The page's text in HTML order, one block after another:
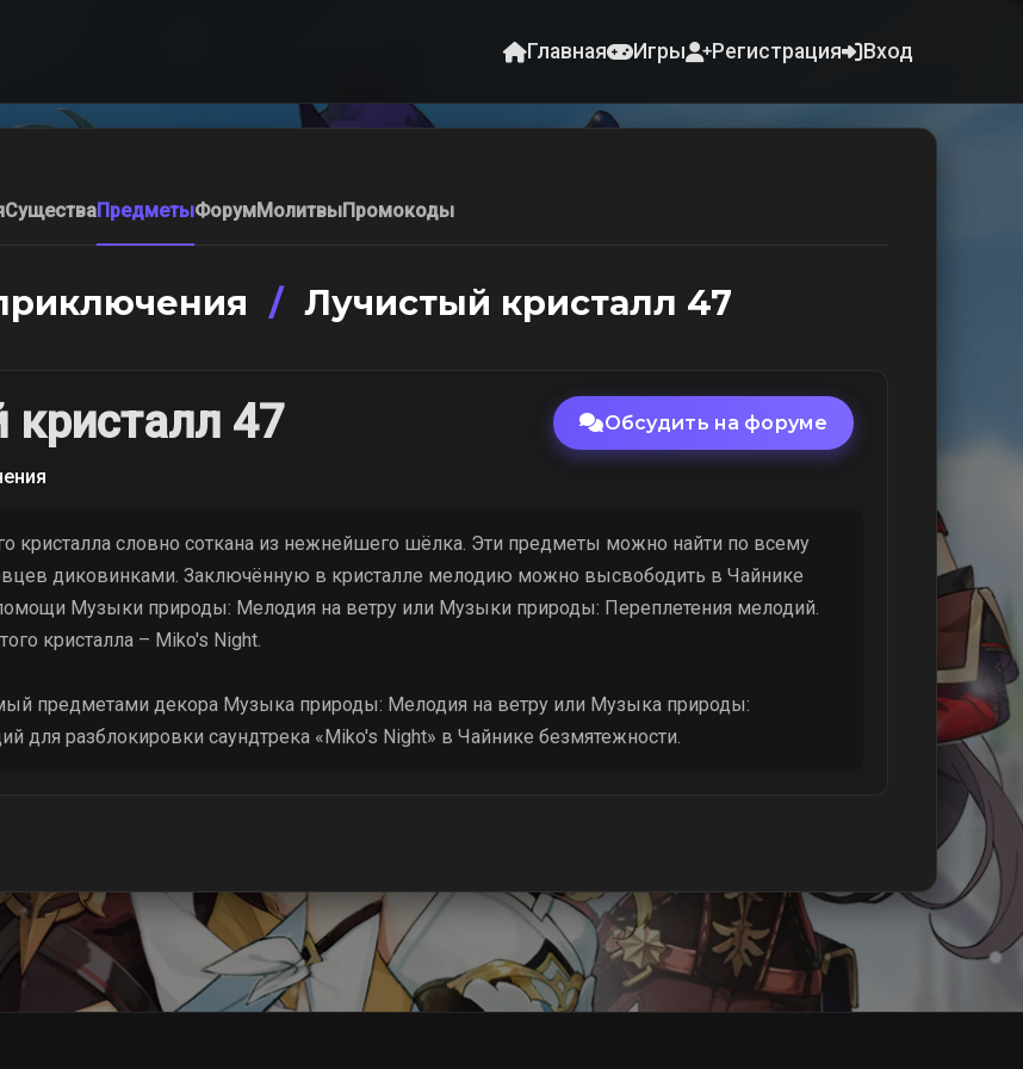
Главная Игры Регистрация Вход
СуществаПредметыФорумМолитвыПромокоды
/ Лучистый кристалл 47
47 Обсудить на форуме
кристалла словно соткана из нежнейшего шёлка. Эти предметы можно найти по всему
диковинками. Заключённую в кристалле мелодию можно высвободить в Чайнике
Музыки природы: Мелодия на ветру или Музыки природы: Переплетения мелодий.
кристалла – Miko's Night.
предметами декора Музыка природы: Мелодия на ветру или Музыка природы:
для разблокировки саундтрека «Miko's Night» в Чайнике безмятежности.